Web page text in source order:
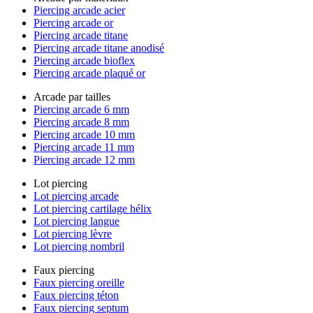
Piercing arcade acier
Piercing arcade or
Piercing arcade titane
Piercing arcade titane anodisé
Piercing arcade bioflex
Piercing arcade plaqué or
Arcade par tailles
Piercing arcade 6 mm
Piercing arcade 8 mm
Piercing arcade 10 mm
Piercing arcade 11 mm
Piercing arcade 12 mm
Lot piercing
Lot piercing arcade
Lot piercing cartilage hélix
Lot piercing langue
Lot piercing lèvre
Lot piercing nombril
Faux piercing
Faux piercing oreille
Faux piercing téton
Faux piercing septum